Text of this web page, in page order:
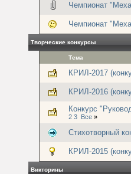
Чемпионат
Чемпионат
Творческие конкурсы
Тема
КРИЛ-2017
КРИЛ-2016
Конкурс
2 3 Все »
Стихотворный
КРИЛ-2015
Викторины